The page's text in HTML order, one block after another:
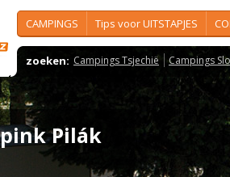
CAMPINGS Tips voor UITSTAPJES
zoeken: Campings Tsjechië Campings
Pilák